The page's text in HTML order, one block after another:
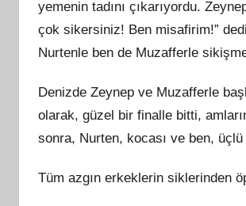
yemenin tadını çıkarıyordu.
çok sikersiniz! Ben misafirim!”
Nurtenle ben de Muzafferle
Denizde Zeynep ve Muzafferle
olarak, güzel bir finalle bitti,
sonra, Nurten, kocası ve ben,
Tüm azgın erkeklerin siklerinden